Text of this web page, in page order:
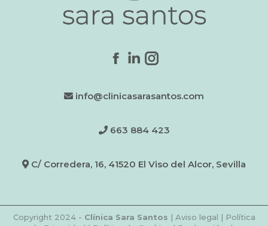
Facebook
opens
new
Linkedin
opens
new
Instagram
opens
new
info@clinicasarasantos.com
663 884 423
C/ Corredera, 16, 41520 El Viso del Alcor, Sevilla
Copyright 2024 - Clínica Sara Santos | Aviso legal | Política